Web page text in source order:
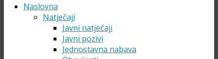
Skip Naslovna
Natječaji
Javni natječaji
Javni pozivi
Jednostavna nabava